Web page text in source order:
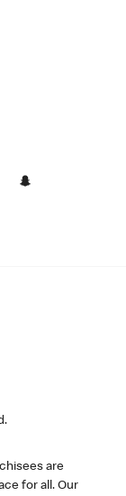
are
for all. Our